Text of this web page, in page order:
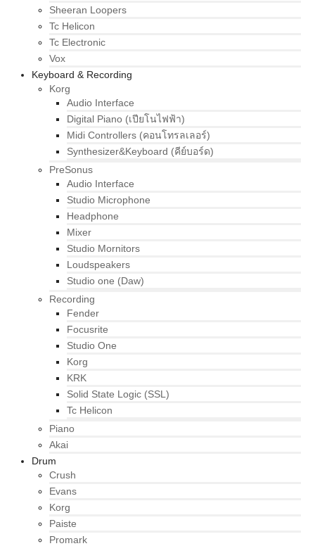
Sheeran Loopers
Tc Helicon
Tc Electronic
Vox
Keyboard & Recording
Korg
Audio Interface
Digital Piano (เปียโนไฟฟ้า)
Midi Controllers (คอนโทรลเลอร์)
Synthesizer&Keyboard (คีย์บอร์ด)
PreSonus
Audio Interface
Studio Microphone
Headphone
Mixer
Studio Mornitors
Loudspeakers
Studio one (Daw)
Recording
Fender
Focusrite
Studio One
Korg
KRK
Solid State Logic (SSL)
Tc Helicon
Piano
Akai
Drum
Crush
Evans
Korg
Paiste
Promark